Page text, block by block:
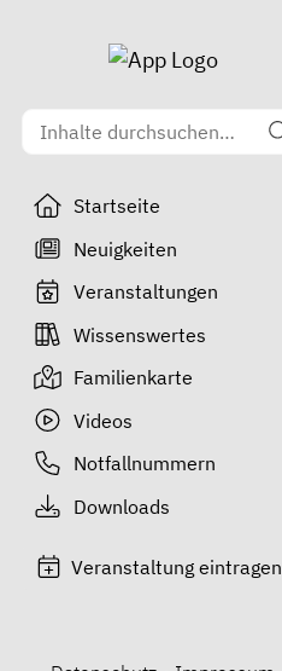
Startseite
Neuigkeiten
Veranstaltungen
Wissenswertes
Familienkarte
Videos
Notfallnummern
Downloads
Veranstaltung eintragen